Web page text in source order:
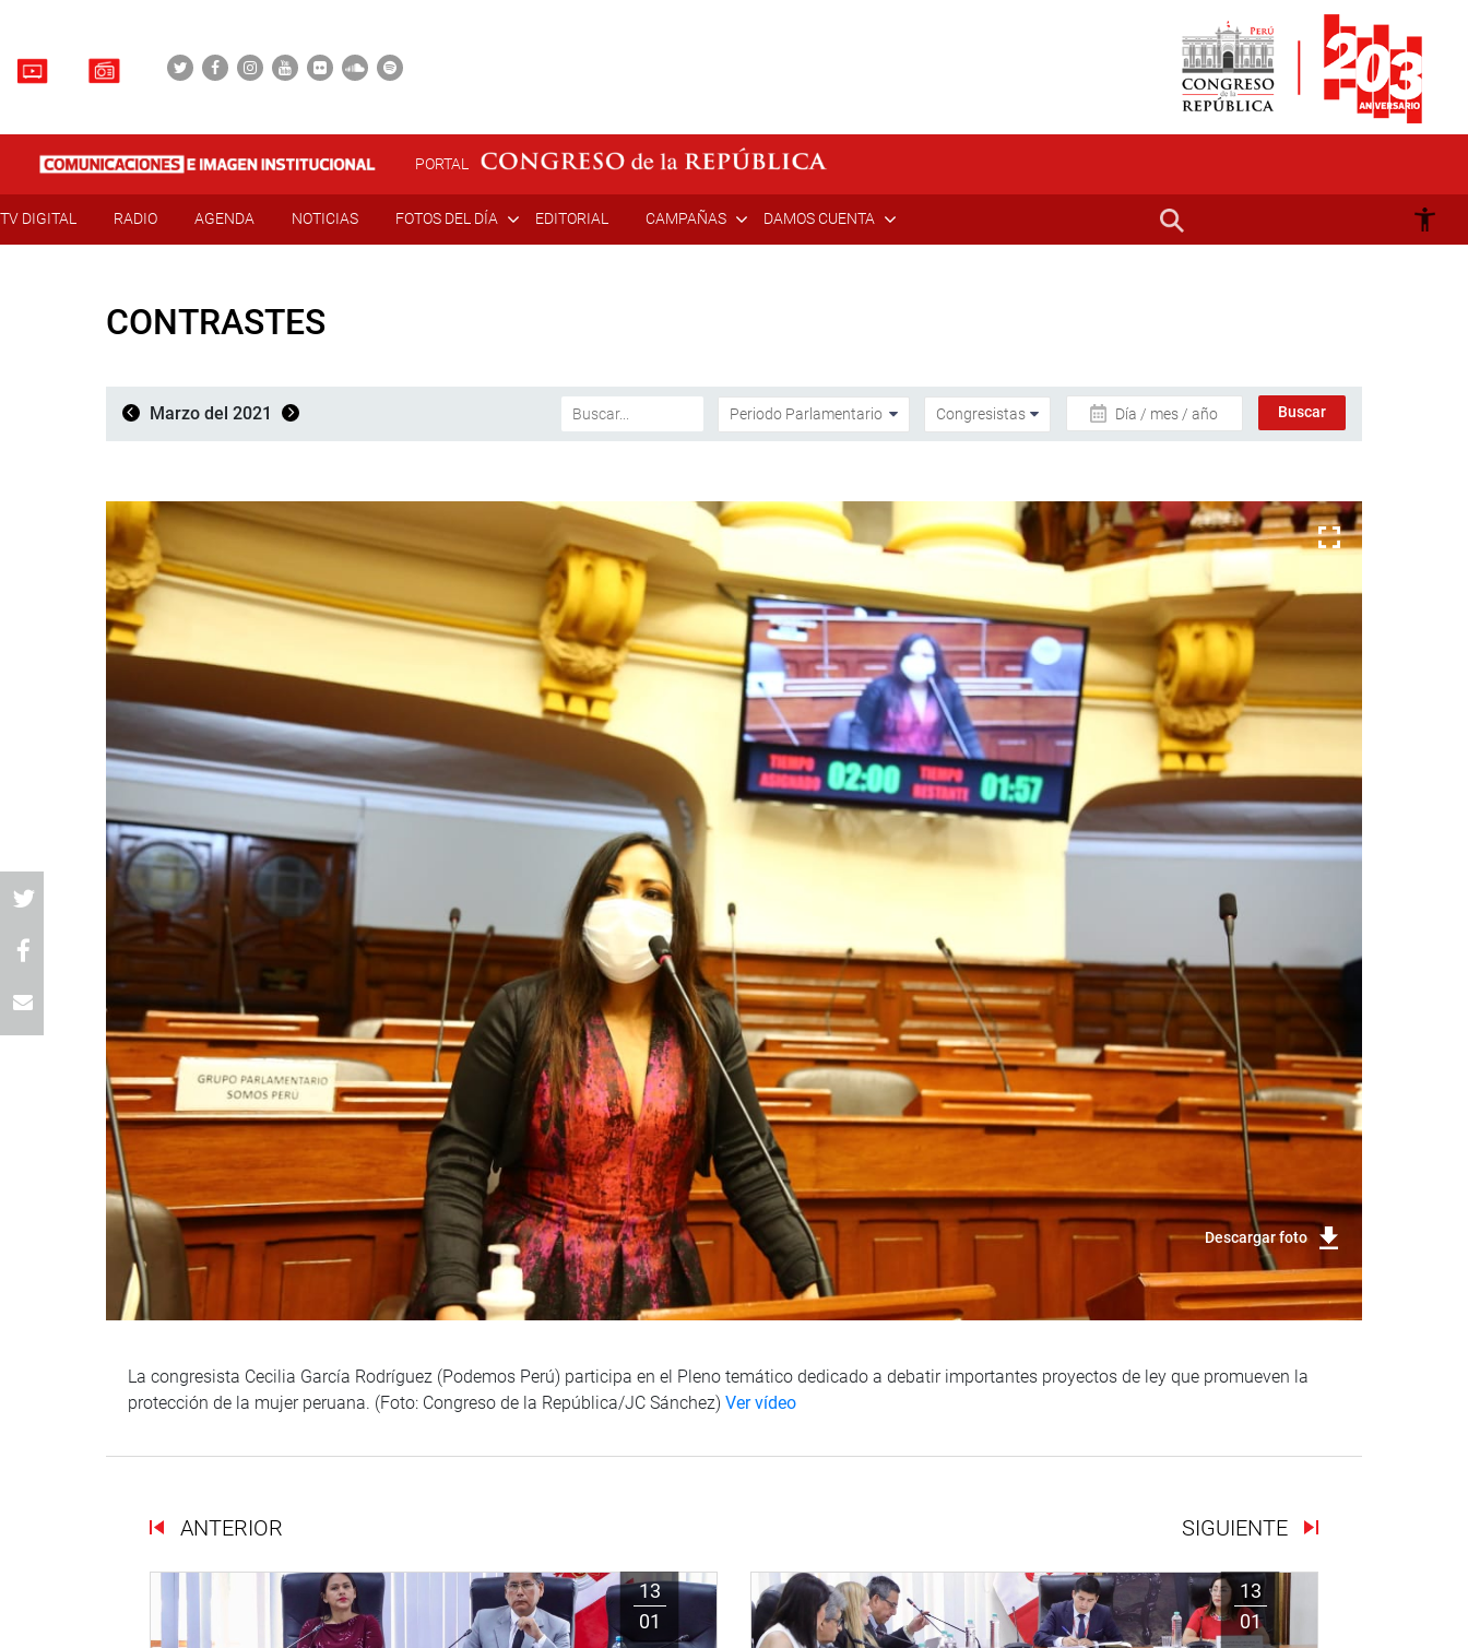
PORTAL
TV DIGITAL RADIO AGENDA NOTICIAS FOTOS DEL DÍA EDITORIAL CAMPAÑAS DAMOS CUENTA
CONTRASTES
Marzo del 2021 Día / mes / año
Descargar foto
La congresista Cecilia García Rodríguez (Podemos Perú) participa en el Pleno temático dedicado a debatir importantes proyectos de ley que promueven la
protección de la mujer peruana. (Foto: Congreso de la República/JC Sánchez) Ver vídeo
ANTERIOR SIGUIENTE
13
01
13
01